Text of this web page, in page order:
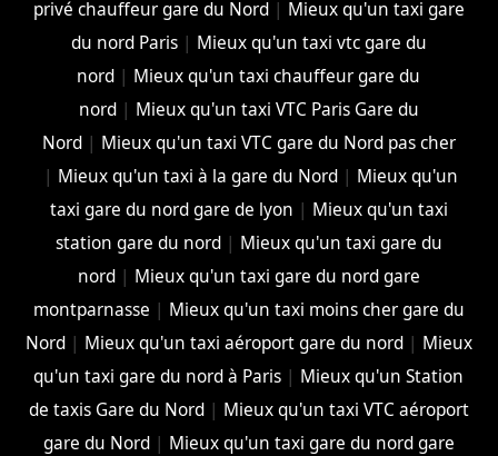
privé chauffeur gare du Nord| Mieux qu'un taxi gare
du nord Paris| Mieux qu'un taxi vtc gare du
nord | Mieux qu'un taxi chauffeur gare du
nord| Mieux qu'un taxi VTC Paris Gare du
Nord| Mieux qu'un taxi VTC gare du Nord pas cher
| Mieux qu'un taxi à la gare du Nord | Mieux qu'un
taxi gare du nord gare de lyon | Mieux qu'un taxi
station gare du nord| Mieux qu'un taxi gare du
nord| Mieux qu'un taxi gare du nord gare
montparnasse | Mieux qu'un taxi moins cher gare du
Nord| Mieux qu'un taxi aéroport gare du nord| Mieux
qu'un taxi gare du nord à Paris | Mieux qu'un Station
de taxis Gare du Nord| Mieux qu'un taxi VTC aéroport
gare du Nord| Mieux qu'un taxi gare du nord gare